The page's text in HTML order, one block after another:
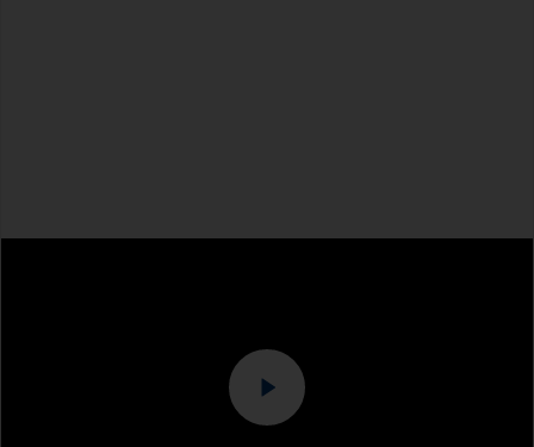
Ga voorzichtig te werk, zodat u niet over
afdichtingen rondom de ramen of fittingen
schuurt, aangezien het materiaal van de
Kleefdoek of vezelvrije doeken